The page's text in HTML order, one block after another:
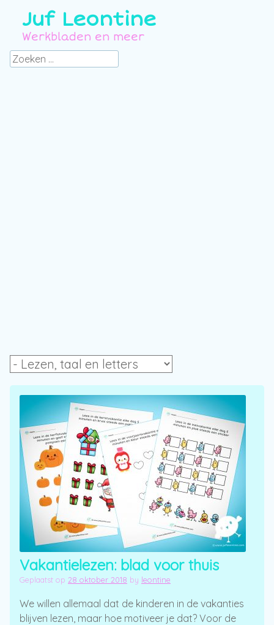
Juf Leontine
Werkbladen en meer
Zoeken
Vakantielezen: blad voor thuis
Geplaatst op 28 oktober 2018 by leontine
We willen allemaal dat de kinderen in de vakanties
blijven lezen, maar hoe motiveer je dat? Voor de